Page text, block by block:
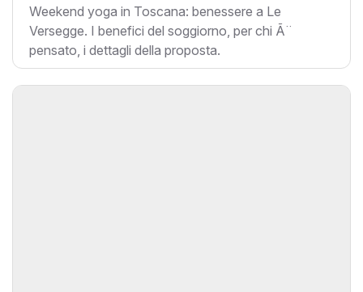
Weekend yoga in Toscana: benessere a Le
Versegge. I benefici del soggiorno, per chi Ã¨
pensato, i dettagli della proposta.